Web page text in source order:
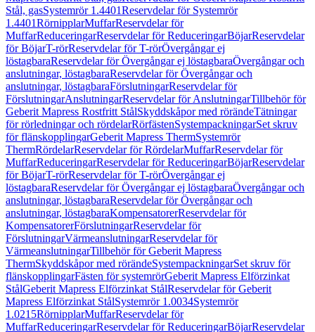
Stål, gasSystemrör 1.4401Reservdelar för Systemrör
1.4401RörnipplarMuffarReservdelar för
MuffarReduceringarReservdelar för ReduceringarBöjarReservdelar
för BöjarT-rörReservdelar för T-rörÖvergångar ej
löstagbaraReservdelar för Övergångar ej löstagbaraÖvergångar och
anslutningar, löstagbaraReservdelar för Övergångar och
anslutningar, löstagbaraFörslutningarReservdelar för
FörslutningarAnslutningarReservdelar för AnslutningarTillbehör för
Geberit Mapress Rostfritt StålSkyddskåpor med rörändeTätningar
för rörledningar och rördelarRörfästenSystempackningarSet skruv
för flänskopplingarGeberit Mapress ThermSystemrör
ThermRördelarReservdelar för RördelarMuffarReservdelar för
MuffarReduceringarReservdelar för ReduceringarBöjarReservdelar
för BöjarT-rörReservdelar för T-rörÖvergångar ej
löstagbaraReservdelar för Övergångar ej löstagbaraÖvergångar och
anslutningar, löstagbaraReservdelar för Övergångar och
anslutningar, löstagbaraKompensatorerReservdelar för
KompensatorerFörslutningarReservdelar för
FörslutningarVärmeanslutningarReservdelar för
VärmeanslutningarTillbehör för Geberit Mapress
ThermSkyddskåpor med rörändeSystempackningarSet skruv för
flänskopplingarFästen för systemrörGeberit Mapress Elförzinkat
StålGeberit Mapress Elförzinkat StålReservdelar för Geberit
Mapress Elförzinkat StålSystemrör 1.0034Systemrör
1.0215RörnipplarMuffarReservdelar för
MuffarReduceringarReservdelar för ReduceringarBöjarReservdelar